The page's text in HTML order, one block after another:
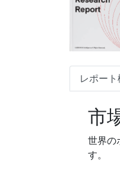
レポー
市
世界の
す。